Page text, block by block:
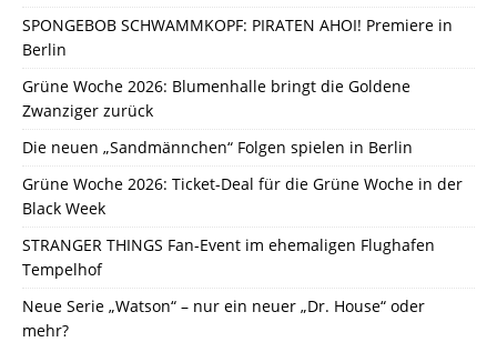
SPONGEBOB SCHWAMMKOPF: PIRATEN AHOI! Premiere in
Berlin
Grüne Woche 2026: Blumenhalle bringt die Goldene
Zwanziger zurück
Die neuen „Sandmännchen“ Folgen spielen in Berlin
Grüne Woche 2026: Ticket-Deal für die Grüne Woche in der
Black Week
STRANGER THINGS Fan-Event im ehemaligen Flughafen
Tempelhof
Neue Serie „Watson“ – nur ein neuer „Dr. House“ oder
mehr?